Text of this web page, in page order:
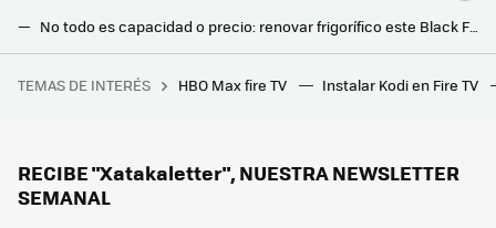
No todo es capacidad o precio: renovar frigorífico este Black Friday no es fácil. Hay tres puntos que te pueden sacar de dudas
China acaba de lograr algo que Yamaha y Honda llevan años intentando lograr sin éxito: una moto autónoma y autoequilibrada como las de Dragon Ball
TEMAS DE INTERÉS HBO Max fire TV Instalar Kodi en Fire TV
RECIBE "Xatakaletter", NUESTRA NEWSLETTER
SEMANAL